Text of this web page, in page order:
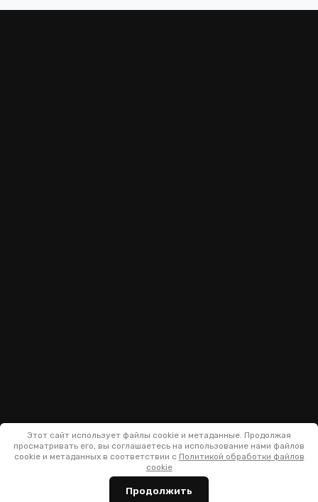
Этот сайт использует файлы cookie и метаданные. Продолжая
просматривать его, вы соглашаетесь на использование нами файлов
cookie и метаданных в соответствии с Политикой обработки файлов
cookie
Продолжить